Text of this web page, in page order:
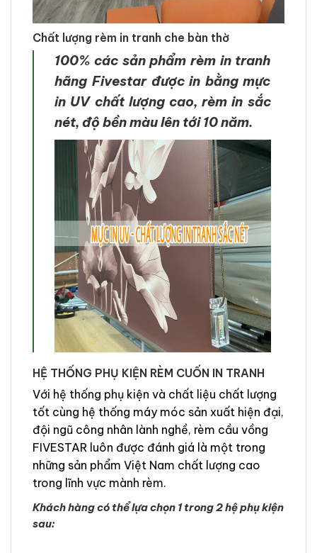
Chất lượng rèm in tranh che bàn thờ
100% các sản phẩm rèm in tranh
hãng Fivestar được in bằng mực
in UV chất lượng cao, rèm in sắc
nét, độ bền màu lên tới 10 năm.
HỆ THỐNG PHỤ KIỆN RÈM CUỐN IN TRANH
Với hệ thống phụ kiện và chất liệu chất lượng
tốt cùng hệ thống máy móc sản xuất hiện đại,
đội ngũ công nhân lành nghề, rèm cầu vồng
FIVESTAR luôn được đánh giá là một trong
những sản phẩm Việt Nam chất lượng cao
trong lĩnh vực mành rèm.
Khách hàng có thể lựa chọn 1 trong 2 hệ phụ kiện
sau: